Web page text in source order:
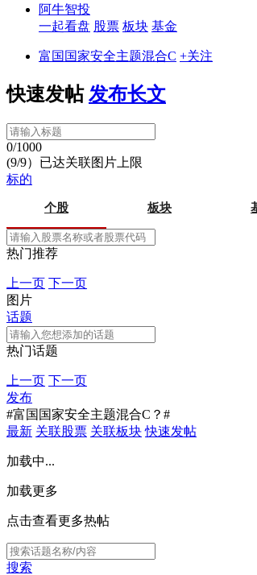
阿牛智投
一起看盘 股票 板块 基金
富国国家安全主题混合C +关注
快速发帖 发布长文
0/1000
(9/9）已达关联图片上限
标的
个股 板块
热门推荐
上一页 下一页
图片
话题
热门话题
上一页 下一页
发布
#富国国家安全主题混合C？#
最新 关联股票 关联板块 快速发帖
加载中...
加载更多
点击查看更多热帖
搜索